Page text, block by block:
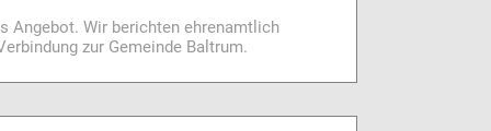
Angebot. Wir berichten ehrenamtlich
zur Gemeinde Baltrum.